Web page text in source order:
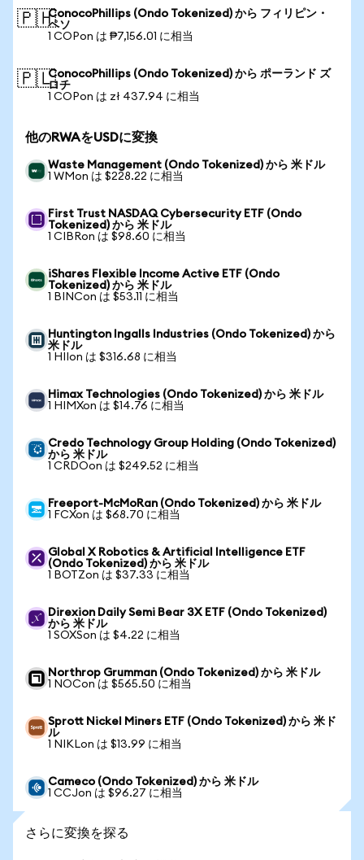
🇵🇭ConocoPhillips (Ondo Tokenized) から フィリピン・
ペソ
1 COPon は ₱7,156.01 に相当
🇵🇱ConocoPhillips (Ondo Tokenized) から ポーランド ズ
ロチ
1 COPon は zł 437.94 に相当
他のRWAをUSDに変換
Waste Management (Ondo Tokenized) から 米ドル
1 WMon は $228.22 に相当
First Trust NASDAQ Cybersecurity ETF (Ondo
Tokenized) から 米ドル
1 CIBRon は $98.60 に相当
iShares Flexible Income Active ETF (Ondo
Tokenized) から 米ドル
1 BINCon は $53.11 に相当
Huntington Ingalls Industries (Ondo Tokenized) から
米ドル
1 HIIon は $316.68 に相当
Himax Technologies (Ondo Tokenized) から 米ドル
1 HIMXon は $14.76 に相当
Credo Technology Group Holding (Ondo Tokenized)
から 米ドル
1 CRDOon は $249.52 に相当
Freeport-McMoRan (Ondo Tokenized) から 米ドル
1 FCXon は $68.70 に相当
Global X Robotics & Artificial Intelligence ETF
(Ondo Tokenized) から 米ドル
1 BOTZon は $37.33 に相当
Direxion Daily Semi Bear 3X ETF (Ondo Tokenized)
から 米ドル
1 SOXSon は $4.22 に相当
Northrop Grumman (Ondo Tokenized) から 米ドル
1 NOCon は $565.50 に相当
Sprott Nickel Miners ETF (Ondo Tokenized) から 米ド
ル
1 NIKLon は $13.99 に相当
Cameco (Ondo Tokenized) から 米ドル
1 CCJon は $96.27 に相当
さらに変換を探る